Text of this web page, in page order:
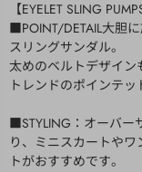
【EYELET SLING
■POINT/DETAIL大胆
スリングサンダル。
太めのベルトデザイン
トレンドのポインテッ
■STYLING：オーバー
り、ミニスカートや
トがおすすめです。